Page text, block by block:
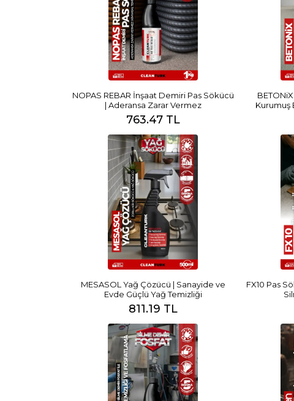
NOPAS REBAR İnşaat Demiri Pas Sökücü
| Aderansa Zarar Vermez
763.47 TL
Kurumuş
MESASOL Yağ Çözücü | Sanayide ve
Evde Güçlü Yağ Temizliği
811.19 TL
FX10 Pas